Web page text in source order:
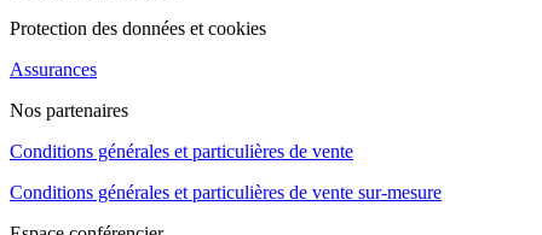
Protection des données et cookies
Assurances
Nos partenaires
Conditions générales et particulières de vente
Conditions générales et particulières de vente sur-mesure